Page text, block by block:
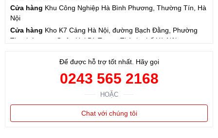
Cửa hàng Khu Công Nghiệp Hà Bình Phương, Thường Tín, Hà
Nội
Cửa hàng Kho K7 Cảng Hà Nội, đường Bạch Đằng, Phường
Thanh Lương, Quận Hai Bà Trưng, Thành phố Hà Nội
Để được hỗ trợ tốt nhất. Hãy gọi
0243 565 2168
HOẶC
Chat với chúng tôi